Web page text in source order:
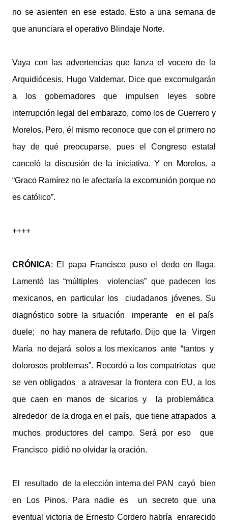
no se asienten en ese estado. Esto a una semana de
que anunciara el operativo Blindaje Norte.
Vaya con las advertencias que lanza el vocero de la
Arquidiócesis, Hugo Valdemar. Dice que excomulgarán
a los gobernadores que impulsen leyes sobre
interrupción legal del embarazo, como los de Guerrero y
Morelos. Pero, él mismo reconoce que con el primero no
hay de qué preocuparse, pues el Congreso estatal
canceló la discusión de la iniciativa. Y en Morelos, a
“Graco Ramírez no le afectaría la excomunión porque no
es católico”.
++++
CRÓNICA: El papa Francisco puso el dedo en llaga.
Lamentó las “múltiples violencias” que padecen los
mexicanos, en particular los ciudadanos jóvenes. Su
diagnóstico sobre la situación imperante en el país
duele; no hay manera de refutarlo. Dijo que la Virgen
María no dejará solos a los mexicanos ante “tantos y
dolorosos problemas”. Recordó a los compatriotas que
se ven obligados a atravesar la frontera con EU, a los
que caen en manos de sicarios y la problemática
alrededor de la droga en el país, que tiene atrapados a
muchos productores del campo. Será por eso que
Francisco pidió no olvidar la oración.
El resultado de la elección interna del PAN cayó bien
en Los Pinos. Para nadie es un secreto que una
eventual victoria de Ernesto Cordero habría enrarecido